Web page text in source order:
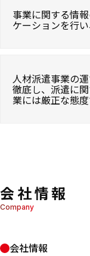
事業に関する情
ケーションを行
人材派遣事業の
徹底し、派遣に
業には厳正な態度
会社情報
Company
会社情報